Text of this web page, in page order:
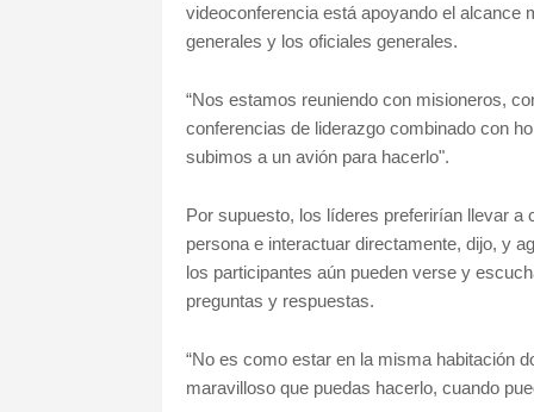
videoconferencia está apoyando el alcance
generales y los oficiales generales.
“Nos estamos reuniendo con misioneros,
conferencias de liderazgo combinado con
subimos a un avión para hacerlo".
Por supuesto, los líderes preferirían llevar
persona e interactuar directamente, dijo, y
los participantes aún pueden verse y
preguntas y respuestas.
“No es como estar en la misma habitación
maravilloso que puedas hacerlo, cuando